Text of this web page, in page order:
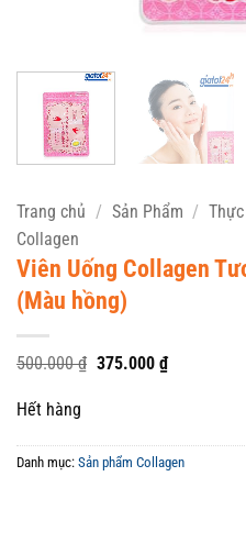
Trang chủ / Sản Phẩm /
Collagen
Viên Uống Collagen
(Màu hồng)
500.000₫ Giá
375.000 ₫Giá
hiện
Hết hàng
Danh mục: Sản phẩm Collagen